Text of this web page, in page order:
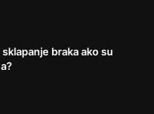
braka ako su